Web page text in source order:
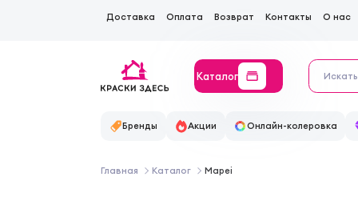
Доставка Оплата Возврат Контакты О нас
Каталог
Бренды Акции Онлайн-колеровка
Главная Каталог Mapei